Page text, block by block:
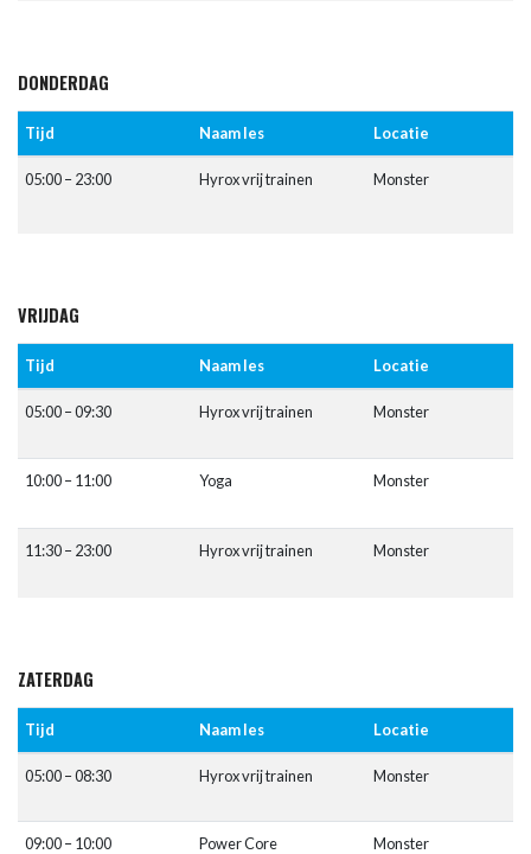
DONDERDAG
Tijd Naam les Locatie
05:00 – 23:00 Hyrox vrij trainen Monster
VRIJDAG
Tijd Naam les Locatie
05:00 – 09:30 Hyrox vrij trainen Monster
10:00 – 11:00 Yoga Monster
11:30 – 23:00 Hyrox vrij trainen Monster
ZATERDAG
Tijd Naam les Locatie
05:00 – 08:30 Hyrox vrij trainen Monster
09:00 – 10:00 Power Core Monster